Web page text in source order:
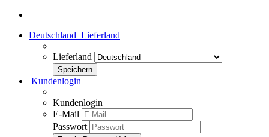
Deutschland Lieferland
Lieferland
Kundenlogin
Kundenlogin
E-Mail
Passwort